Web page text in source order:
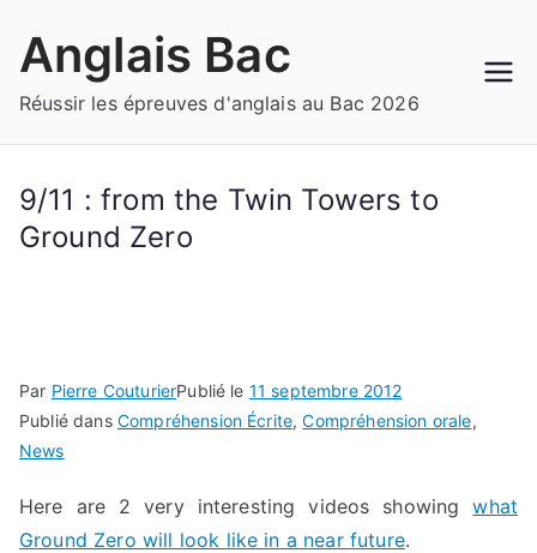
Anglais Bac
Réussir les épreuves d'anglais au Bac 2026
9/11 : from the Twin Towers to
Ground Zero
Par Pierre CouturierPublié le 11 septembre 2012
Publié dans Compréhension Écrite,Compréhension orale,
News
Here are 2 very interesting videos showingwhat
Ground Zero will look like in a near future.